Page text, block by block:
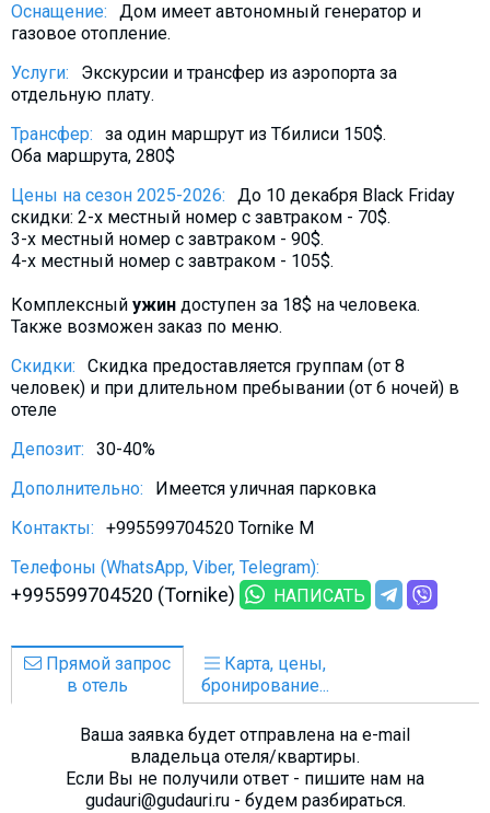
Оснащение:
Дом имеет автономный генератор и
газовое отопление.
Услуги:
Экскурсии и трансфер из аэропорта за
отдельную плату.
Трансфер:
за один маршрут из Тбилиси 150$.
Оба маршрута, 280$
Цены на сезон 2025-2026:
До 10 декабря Black Friday
скидки: 2-х местный номер с завтраком - 70$.
3-х местный номер с завтраком - 90$.
4-x местный номер с завтраком - 105$.
Комплексный ужин доступен за 18$ на человека.
Также возможен заказ по меню.
Скидки:
Скидка предоставляется группам (от 8
человек) и при длительном пребывании (от 6 ночей) в
отеле
Депозит:
30-40%
Дополнительно:
Имеется уличная парковка
Контакты:
+995599704520 Tornike M
Телефоны (WhatsApp, Viber, Telegram):
+995599704520 (Tornike) НАПИСАТЬ
Прямой запрос
в отель
Карта, цены,
бронирование...
Ваша заявка будет отправлена на e-mail
владельца отеля/квартиры.
Если Вы не получили ответ - пишите нам на
gudauri@gudauri.ru - будем разбираться.